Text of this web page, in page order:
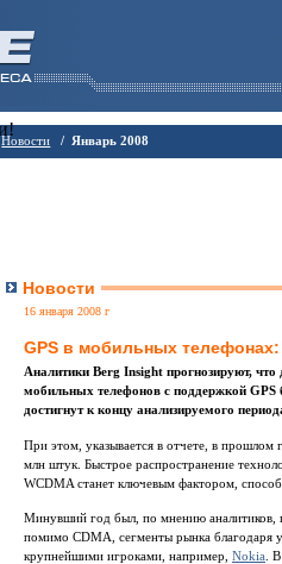
Новости / Январь 2008
Новости
16 января 2008 г
GPS в мобильных
Аналитики Berg Insight прогнозируют,
мобильных телефонов с поддержкой GPS
достигнут к концу анализируемого
При этом, указывается в отчете, в прошлом
млн штук. Быстрое распространение
WCDMA станет ключевым фактором,
Минувший год был, по мнению аналитиков,
помимо CDMA, сегменты рынка благодаря
крупнейшими игроками, например, Nokia .